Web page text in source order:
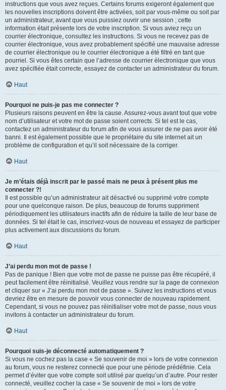
instructions que vous avez reçues. Certains forums exigeront également que
les nouvelles inscriptions doivent être activées, soit par vous-même ou soit par
un administrateur, avant que vous puissiez ouvrir une session ; cette
information était présente lors de votre inscription. Si vous aviez reçu un
courrier électronique, consultez les instructions. Si vous ne recevez pas de
courrier électronique, vous avez probablement spécifié une mauvaise adresse
de courrier électronique ou le courrier électronique a été filtré en tant que
pourriel. Si vous êtes certain que l’adresse de courrier électronique que vous
avez spécifiée était correcte, essayez de contacter un administrateur du forum.
Haut
Pourquoi ne puis-je pas me connecter ?
Plusieurs raisons peuvent en être la cause. Assurez-vous avant tout que votre
nom d’utilisateur et votre mot de passe soient corrects. Si tel est le cas,
contactez un administrateur du forum afin de vous assurer de ne pas avoir été
banni. Il est également possible que le propriétaire du site internet ait un
problème de configuration et qu’il soit nécessaire de la corriger.
Haut
Je m’étais déjà inscrit par le passé mais ne peux à présent plus me
connecter ?!
Il est possible qu’un administrateur ait désactivé ou supprimé votre compte
pour une quelconque raison. De plus, beaucoup de forums suppriment
périodiquement les utilisateurs inactifs afin de réduire la taille de leur base de
données. Si tel était le cas, inscrivez-vous de nouveau et essayez de participer
plus activement aux discussions du forum.
Haut
J’ai perdu mon mot de passe !
Pas de panique ! Bien que votre mot de passe ne puisse pas être récupéré, il
peut facilement être réinitialisé. Veuillez vous rendre sur la page de connexion
et cliquer sur « J’ai perdu mon mot de passe ». Suivez les instructions et vous
devriez être en mesure de pouvoir vous connecter de nouveau rapidement.
Cependant, si vous ne pouvez pas réinitialiser votre mot de passe, nous vous
invitons à contacter un administrateur du forum.
Haut
Pourquoi suis-je déconnecté automatiquement ?
Si vous ne cochez pas la case « Se souvenir de moi » lors de votre connexion
au forum, vous ne resterez connecté que pour une période prédéfinie. Cela
permet d’éviter que votre compte soit utilisé par quelqu’un d’autre. Pour rester
connecté, veuillez cocher la case « Se souvenir de moi » lors de votre